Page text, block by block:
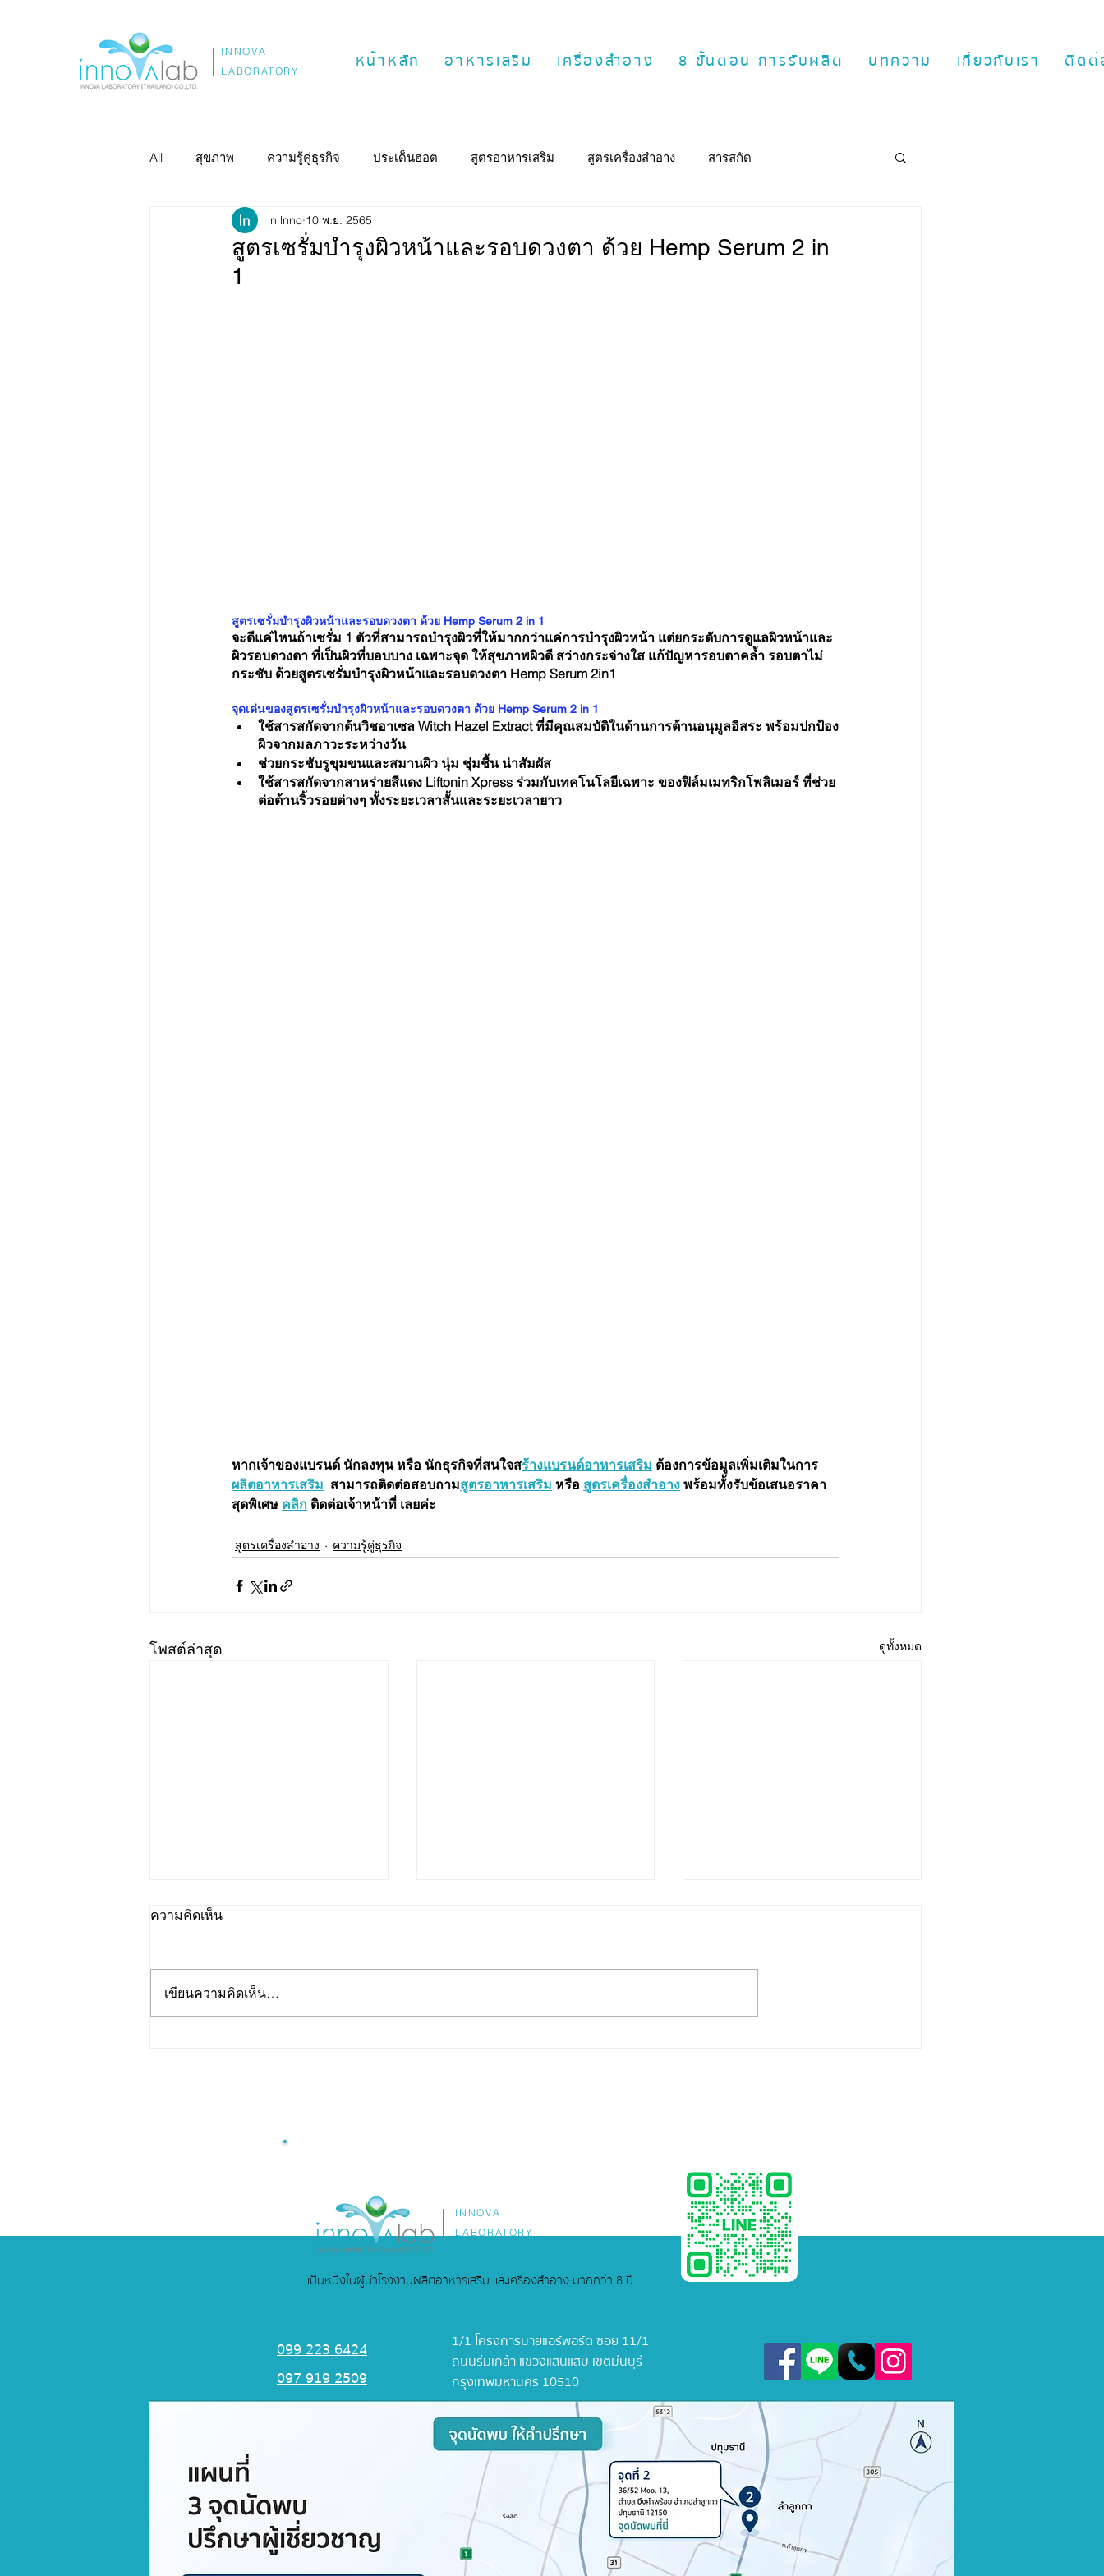
INNOVA
LABORATORY
หน้าหลัก อาหารเสริม เครื่องสำอาง 8 ขั้นตอน การรับผลิต บทความ เกี่ยวกับเรา ติด
All สุขภาพ ความรู้คู่ธุรกิจ ประเด็นฮอต สูตรอาหารเสริม สูตรเครื่องสำอาง สารสกัด
สูตรเซรั่มบำรุงผิวหน้าและรอบดวงตา ด้วย Hemp Serum 2 in
1
ln lnno 10 พ.ย. 2565
สูตรเซรั่มบำรุงผิวหน้าและรอบดวงตา ด้วย Hemp Serum 2 in 1
จะดีแค่ไหนถ้าเซรั่ม 1 ตัวที่สามารถบำรุงผิวที่ให้มากกว่าแค่การบำรุงผิวหน้า แต่ยกระดับการดูแลผิวหน้าและ
ผิวรอบดวงตา ที่เป็นผิวที่บอบบาง เฉพาะจุด ให้สุขภาพผิวดี สว่างกระจ่างใส แก้ปัญหารอบตาคล้ำ รอบตาไม่
กระชับ ด้วยสูตรเซรั่มบำรุงผิวหน้าและรอบดวงตา Hemp Serum 2in1
จุดเด่นของสูตรเซรั่มบำรุงผิวหน้าและรอบดวงตา ด้วย Hemp Serum 2 in 1
ใช้สารสกัดจากต้นวิชอาเซล Witch Hazel Extract ที่มีคุณสมบัติในด้านการต้านอนุมูลอิสระ พร้อมปกป้อง
ผิวจากมลภาวะระหว่างวัน
ช่วยกระชับรูขุมขนและสมานผิว นุ่ม ชุ่มชื้น น่าสัมผัส
ใช้สารสกัดจากสาหร่ายสีแดง Liftonin Xpress ร่วมกับเทคโนโลยีเฉพาะ ของฟิล์มเมทริกโพลิเมอร์ ที่ช่วย
ต่อต้านริ้วรอยต่างๆ ทั้งระยะเวลาสั้นและระยะเวลายาว
หากเจ้าของแบรนด์ นักลงทุน หรือ นักธุรกิจที่สนใจสร้างแบรนด์อาหารเสริม ต้องการข้อมูลเพิ่มเติมในการ
ผลิตอาหารเสริม
  สามารถติดต่อสอบถาม
สูตรอาหารเสริม หรือ สูตรเครื่องสำอาง พร้อมทั้งรับข้อเสนอราคา
สุดพิเศษ คลิก ติดต่อเจ้าหน้าที่ เลยค่ะ
สูตรเครื่องสำอาง ความรู้คู่ธุรกิจ
โพสต์ล่าสุด ดูทั้งหมด
ความคิดเห็น
เขียนความคิดเห็น…
099 223 6424
1/1 โครงการมายแอร์พอร์ต ซอย 11/1
ถนนร่มเกล้า แขวงแสนแสบ เขตมีนบุรี
กรุงเทพมหานคร 10510
097 919 2509
INNOVA
LABORATORY
เป็นหนึ่งในผู้นำโรงงานผลิตอาหารเสริม และเครื่องสำอาง มากกว่า 8 ปี